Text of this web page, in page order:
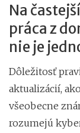
Na
práca z
nie je
Dôležitosť
aktualizácií,
všeobecne
rozumejú